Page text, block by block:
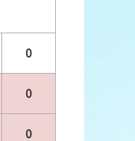
0
0
0